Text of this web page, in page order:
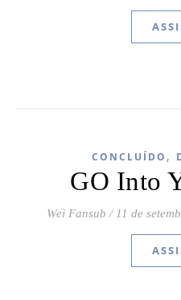
CONCLUÍDO ,
GO Into
Wei Fansub / 11 de